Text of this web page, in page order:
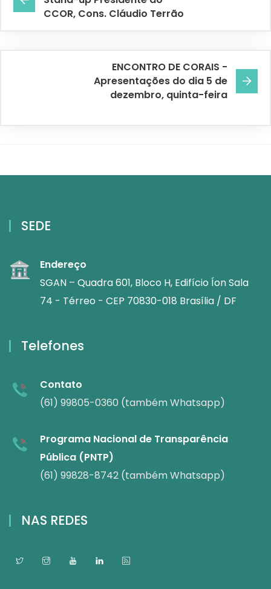
CCOR, Cons. Cláudio Terrão
ENCONTRO DE CORAIS -
Apresentações do dia 5 de
dezembro, quinta-feira
SEDE
Endereço
SGAN – Quadra 601, Bloco H, Edifício Íon Sala
74 - Térreo - CEP 70830-018 Brasília / DF
Telefones
Contato
(61) 99805-0360 (também Whatsapp)
Programa Nacional de Transparência
Pública (PNTP)
(61) 99828-8742 (também Whatsapp)
NAS REDES